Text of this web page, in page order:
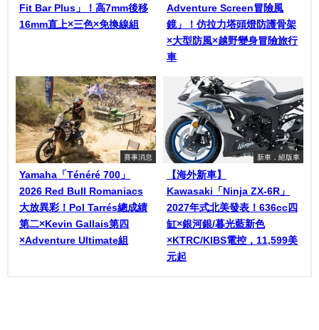
Fit Bar Plus」！高7mm後移
16mm直上×三色×免換線組
Adventure Screen冒險風
鏡」！仿拉力塔頭燈防護骨架
×大型防風×越野變身冒險旅行
車
賽事消息
Yamaha「Ténéré 700」
2026 Red Bull Romaniacs
大放異彩！Pol Tarrés總成績
第二×Kevin Gallais第四
×Adventure Ultimate組
新車．絕版車
【海外新車】
Kawasaki「Ninja ZX-6R」
2027年式北美發表！636cc四
缸×銀河銀/暮光藍新色
×KTRC/KIBS電控，11,599美
元起